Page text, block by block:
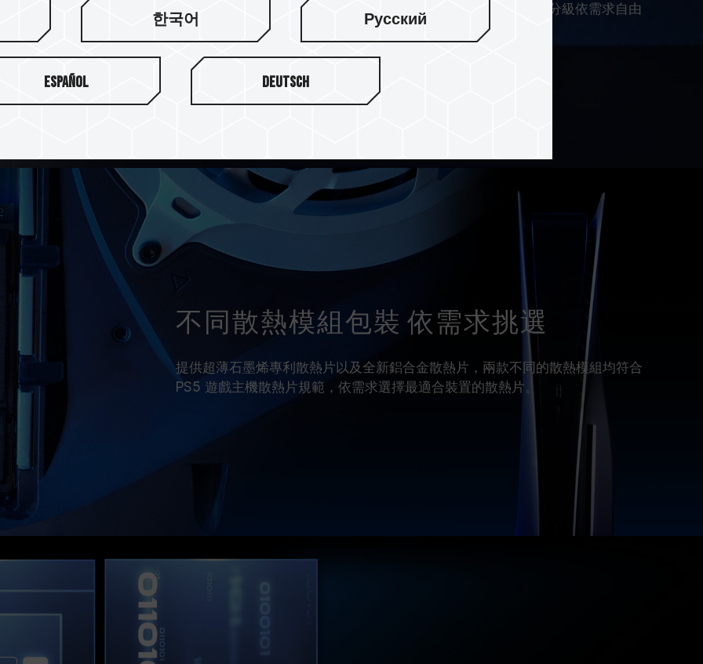
FORCE G70 PCIe 4.0 SSD 則只支援 SLC Caching，Caching 分級依需求自由
選擇。
不同散熱模組包裝 依需求挑選
提供超薄石墨烯專利散熱片以及全新鋁合金散熱片，兩款不同的散熱模組均符合
PS5 遊戲主機散熱片規範，依需求選擇最適合裝置的散熱片。
한국어 Русский
Español Deutsch